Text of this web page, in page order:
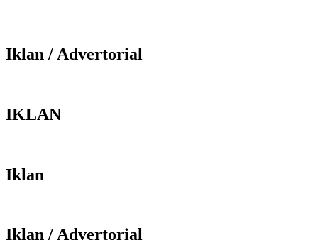
Iklan / Advertorial
IKLAN
Iklan
Iklan / Advertorial